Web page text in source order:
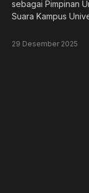
sebagai Pimpinan
Suara Kampus
29 Desember 2025